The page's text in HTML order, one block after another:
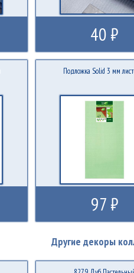
40 ₽
Подложка Solid 3 мм
97 ₽
Другие декоры